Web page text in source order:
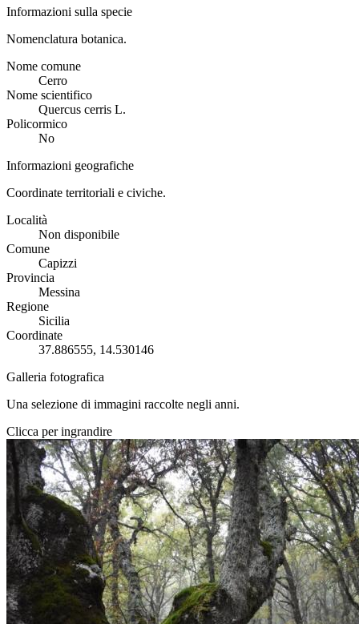
Informazioni sulla specie
Nomenclatura botanica.
Nome comune
Cerro
Nome scientifico
Quercus cerris L.
Policormico
No
Informazioni geografiche
Coordinate territoriali e civiche.
Località
Non disponibile
Comune
Capizzi
Provincia
Messina
Regione
Sicilia
Coordinate
37.886555, 14.530146
Galleria fotografica
Una selezione di immagini raccolte negli anni.
Clicca per ingrandire